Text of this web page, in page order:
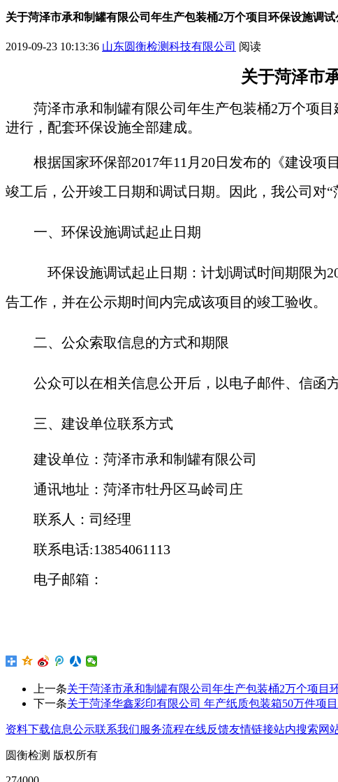
关于菏泽市承和制罐有限公司年生产包装桶2万个项目环保设施调试
2019-09-23 10:13:36 山东圆衡检测科技有限公司 阅读
关于菏泽市
菏泽市承和制罐有限公司年生产包装桶2万个项
进行，配套环保设施全部建成。
根据国家环保部2017年11月20日发布的《建设项
竣工后，公开竣工日期和调试日期。因此，我公司对“
一、环保设施调试起止日期
环保设施调试起止日期：计划调试时间期限为
告工作，并在公示期时间内完成该项目的竣工验收。
二、公众索取信息的方式和期限
公众可以在相关信息公开后，以电子邮件、信函
三、建设单位联系方式
建设单位：菏泽市承和制罐有限公司
通讯地址：菏泽市牡丹区马岭司庄
联系人：司经理
联系电话:13854061113
电子邮箱：
上一条关于菏泽市承和制罐有限公司年生产包装桶2万个项目
下一条关于菏泽华鑫彩印有限公司 年产纸质包装箱50万件项
资料下载信息公示联系我们服务流程在线反馈友情链接站内搜索网
圆衡检测 版权所有